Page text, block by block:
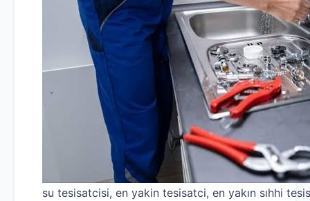
su tesisatcisi, en yakin tesisatci, en yakın sıhhi